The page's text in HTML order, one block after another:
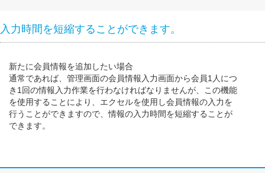
入力時間を短縮することができます。
新たに会員情報を追加したい場合
通常であれば、管理画面の会員情報入力画面から会員1人につ
き1回の情報入力作業を行わなければなりませんが、この機能
を使用することにより、エクセルを使用し会員情報の入力を
行うことができますので、情報の入力時間を短縮することが
できます。